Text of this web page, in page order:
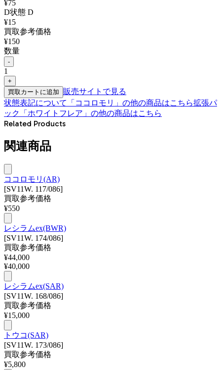
¥75
D状態 D
¥15
買取参考価格
¥150
数量
-
1
+
買取カートに追加
販売サイトで見る
状態表記について
「 ココロモリ 」の他の商品はこちら拡張パ
ック「ホワイトフレア」 の他の商品はこちら
Related Products
関連商品
ココロモリ(AR)
[SV11W. 117/086]
買取参考価格
¥550
レシラムex(BWR)
[SV11W. 174/086]
買取参考価格
¥44,000
¥40,000
レシラムex(SAR)
[SV11W. 168/086]
買取参考価格
¥15,000
トウコ(SAR)
[SV11W. 173/086]
買取参考価格
¥5,800